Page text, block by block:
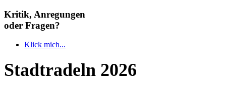
Kritik, Anregungen
oder Fragen?
Klick mich...
Stadtradeln 2026